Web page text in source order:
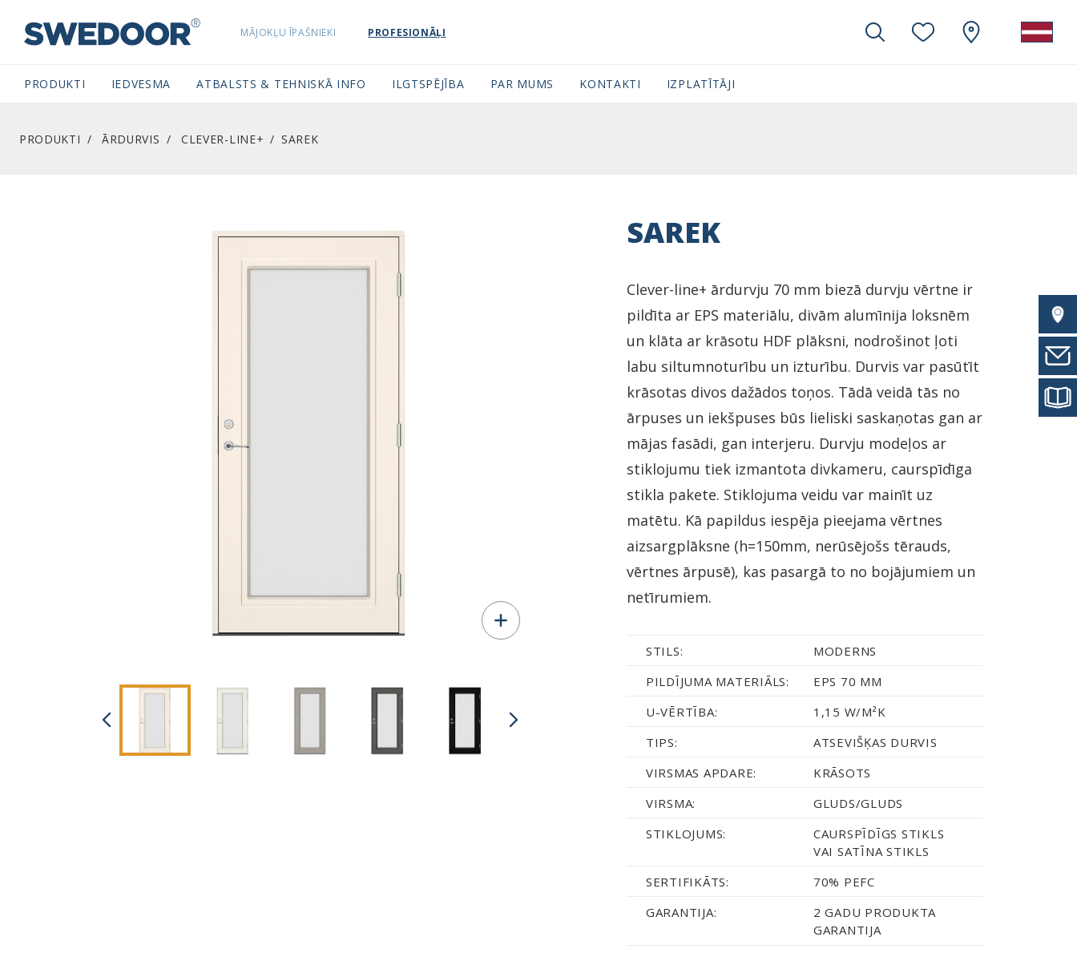
SWEDOORLATVIA NAVIGATION
MĀJOKĻU ĪPAŠNIEKI PROFESIONĀĻI
PRODUKTI IEDVESMA ATBALSTS & TEHNISKĀ INFO ILGTSPĒJĪBA PAR MUMS KONTAKTI IZPLATĪTĀJI
PRODUKTI ĀRDURVIS CLEVER-LINE+ SAREK
SAREK
Clever-line+ ārdurvju 70 mm biezā durvju vērtne ir
pildīta ar EPS materiālu, divām alumīnija loksnēm
un klāta ar krāsotu HDF plāksni, nodrošinot ļoti
labu siltumnoturību un izturību. Durvis var pasūtīt
krāsotas divos dažādos toņos. Tādā veidā tās no
ārpuses un iekšpuses būs lieliski saskaņotas gan ar
mājas fasādi, gan interjeru. Durvju modeļos ar
stiklojumu tiek izmantota divkameru, caurspīdīga
stikla pakete. Stiklojuma veidu var mainīt uz
matētu. Kā papildus iespēja pieejama vērtnes
aizsargplāksne (h=150mm, nerūsējošs tērauds,
vērtnes ārpusē), kas pasargā to no bojājumiem un
netīrumiem.
STILS:
MODERNS
PILDĪJUMA MATERIĀLS:
EPS 70 MM
U-VĒRTĪBA:
1,15 W/M²K
TIPS:
ATSEVIŠĶAS DURVIS
VIRSMAS APDARE:
KRĀSOTS
VIRSMA:
GLUDS/GLUDS
STIKLOJUMS:
CAURSPĪDĪGS STIKLS
VAI SATĪNA STIKLS
SERTIFIKĀTS:
70% PEFC
GARANTIJA:
2 GADU PRODUKTA
GARANTIJA